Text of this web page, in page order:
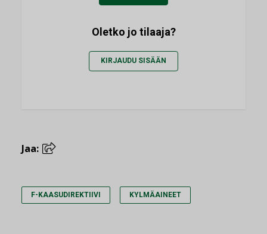
Oletko jo tilaaja?
KIRJAUDU SISÄÄN
Jaa:
F-KAASUDIREKTIIVI KYLMÄAINEET